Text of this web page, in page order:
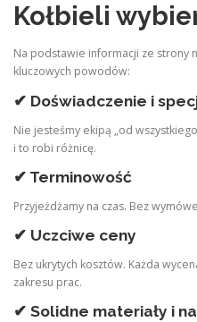
Kołbieli
Na podstawie informacji ze strony
kluczowych powodów:
✔ Doświadczenie i
Nie jesteśmy ekipą „od
i to robi różnicę.
✔ Terminowość
Przyjeżdżamy na czas. Bez
✔ Uczciwe ceny
Bez ukrytych kosztów. Każda
zakresu prac.
✔ Solidne materiały i